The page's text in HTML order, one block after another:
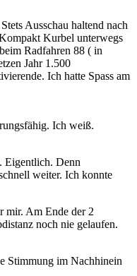
Ausschau haltend nach
Kurbel unterwegs
Radfahren 88 ( in
Jahr 1.500
Ich hatte Spass am
Ich weiß.
Eigentlich. Denn
weiter. Ich konnte
mir. Am Ende der 2
noch nie gelaufen.
Stimmung im Nachhinein